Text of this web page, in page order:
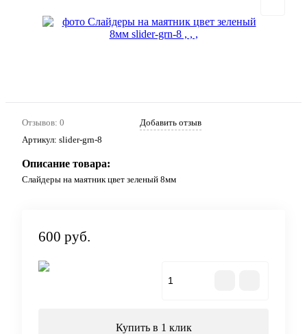
Отзывов: 0
Добавить отзыв
Артикул: slider-grn-8
Описание товара:
Слайдеры на маятник цвет зеленый 8мм
600 руб.
Купить в 1 клик